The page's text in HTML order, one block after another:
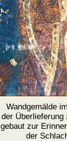
Wandgemälde
der Überlieferung
gebaut zur
der